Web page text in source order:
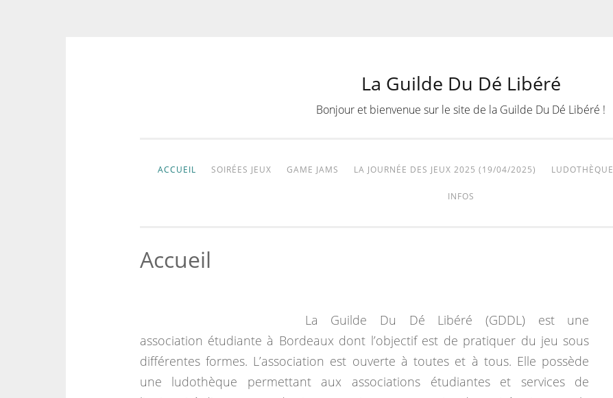
La Guilde Du Dé Libéré
Bonjour et bienvenue sur le site de la Guilde Du Dé Libéré !
ACCUEIL SOIRÉES JEUX GAME JAMS LA JOURNÉE DES JEUX 2025 (19/04/2025) LUDOTHÈQUE
INFOS
Accueil
La Guilde Du Dé Libéré (GDDL) est une
association étudiante à Bordeaux dont l’objectif est de pratiquer du jeu sous
différentes formes. L’association est ouverte à toutes et à tous. Elle possède
une ludothèque permettant aux associations étudiantes et services de